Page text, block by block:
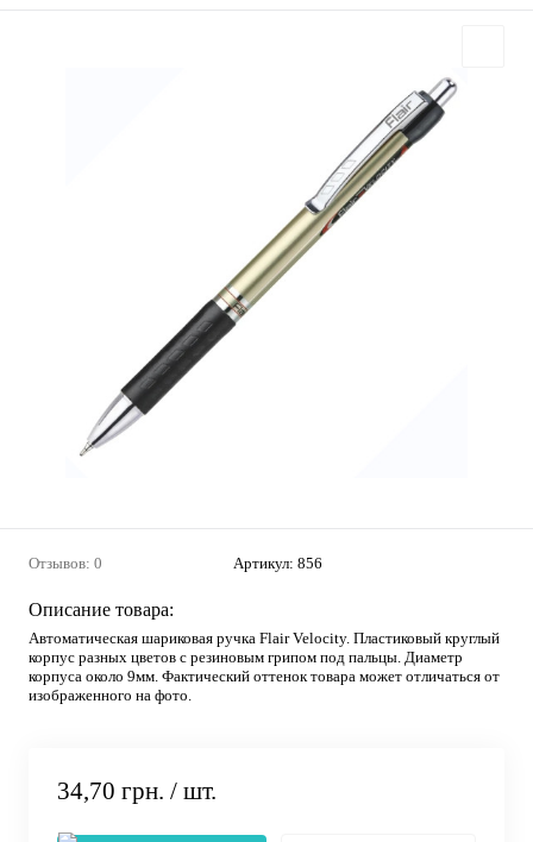
Отзывов: 0 Артикул: 856
Описание товара:
Автоматическая шариковая ручка Flair Velocity. Пластиковый круглый
корпус разных цветов с резиновым грипом под пальцы. Диаметр
корпуса около 9мм. Фактический оттенок товара может отличаться от
изображенного на фото.
34,70 грн. / шт.